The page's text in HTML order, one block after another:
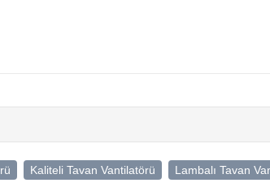
Kaliteli Tavan Vantilatörü Lambalı Tavan